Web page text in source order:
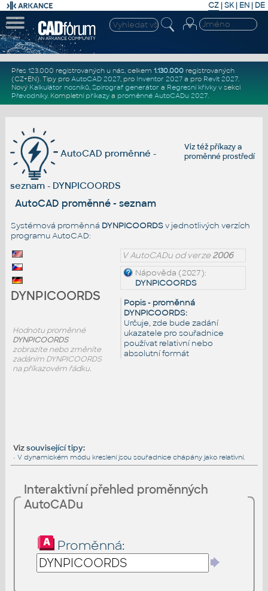
CZ | SK| EN | DE
Přes 123.000 registrovaných u nás, celkem 1.130.000registrovaných
(CZ+EN). Tipy pro AutoCAD 2027, pro Inventor 2027a pro Revit 2027.
Nový Kalkulátor nosníků, Spirograf generátor a Regresní křivkyv sekci
Převodníky. Kompletní příkazya proměnné AutoCADu 2027.
Viz téžpříkazya
proměnné prostředí
AutoCAD proměnné -
seznam - DYNPICOORDS
AutoCAD proměnné - seznam
Systémová proměnná DYNPICOORDSv jednotlivých verzích
programu AutoCAD:
V AutoCADu od verze2006
Nápověda (2027):
DYNPICOORDS
Popis - proměnná
DYNPICOORDS:
Určuje, zde bude zadání
ukazatele pro souřadnice
používat relativní nebo
absolutní formát
DYNPICOORDS
Hodnotu proměnné
DYNPICOORDS
zobrazíte nebo změníte
zadáním DYNPICOORDS
na příkazovém řádku.
Vizsouvisející tipy:
• V dynamickém módu kreslení jsou souřadnice chápány jako relativní.
Interaktivní přehled proměnných
AutoCADu
Proměnná: